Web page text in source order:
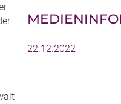
22.12.2022